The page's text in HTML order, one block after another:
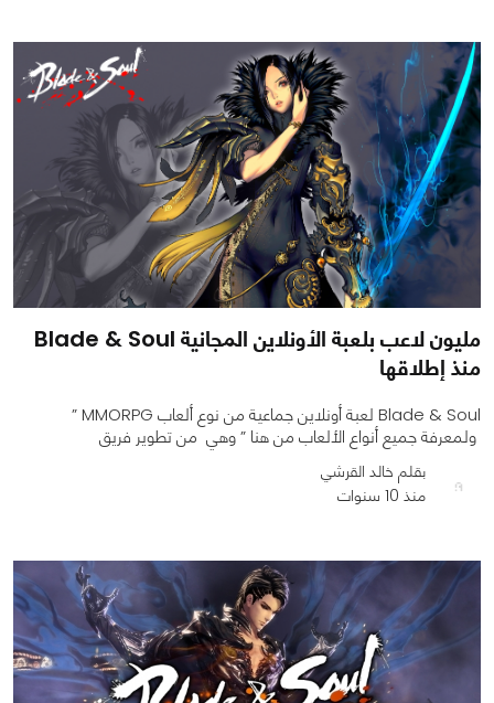
مليون لاعب بلعبة الأونلاين المجانية Blade & Soul
منذ إطلاقها
Blade & Soul لعبة أونلاين جماعية من نوع ألعاب MMORPG ”
ولمعرفة جميع أنواع الألعاب من هنا ” وهي من تطوير فريق
بقلم خالد القرشي
منذ 10 سنوات